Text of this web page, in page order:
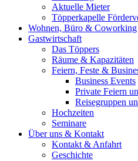
Aktuelle Mieter
Töpperkapelle
Wohnen, Büro & Coworking
Gastwirtschaft
Das Töppers
Räume & Kapazitäten
Feiern, Feste &
Business Events
Private Feiern
Reisegruppen
Hochzeiten
Seminare
Über uns & Kontakt
Kontakt & Anfahrt
Geschichte